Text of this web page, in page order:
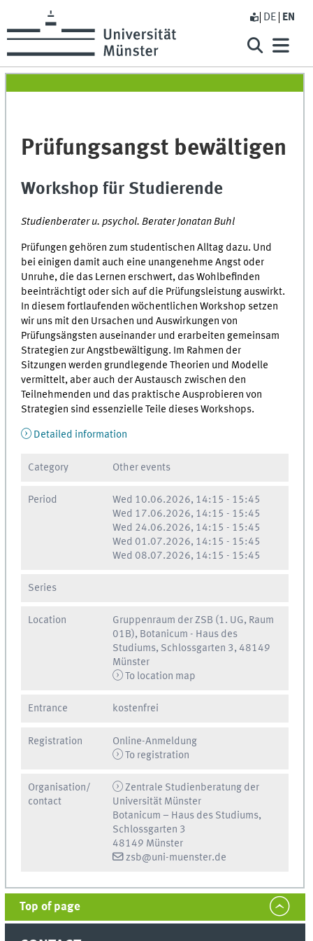
DE EN
Prüfungsangst bewältigen
Workshop für Studierende
Studienberater u. psychol. Berater Jonatan Buhl
Prüfungen gehören zum studentischen Alltag dazu. Und
bei einigen damit auch eine unangenehme Angst oder
Unruhe, die das Lernen erschwert, das Wohlbefinden
beeinträchtigt oder sich auf die Prüfungsleistung auswirkt.
In diesem fortlaufenden wöchentlichen Workshop setzen
wir uns mit den Ursachen und Auswirkungen von
Prüfungsängsten auseinander und erarbeiten gemeinsam
Strategien zur Angstbewältigung. Im Rahmen der
Sitzungen werden grundlegende Theorien und Modelle
vermittelt, aber auch der Austausch zwischen den
Teilnehmenden und das praktische Ausprobieren von
Strategien sind essenzielle Teile dieses Workshops.
Detailed information
Category Other events
Period Wed 10.06.2026, 14:15 - 15:45
Wed 17.06.2026, 14:15 - 15:45
Wed 24.06.2026, 14:15 - 15:45
Wed 01.07.2026, 14:15 - 15:45
Wed 08.07.2026, 14:15 - 15:45
Series
Location
Gruppenraum der ZSB (1. UG, Raum
01B), Botanicum - Haus des
Studiums, Schlossgarten 3, 48149
Münster
To location map
Entrance kostenfrei
Registration
Online-Anmeldung
To registration
Organisation/
contact
Zentrale Studienberatung der
Universität Münster
Botanicum – Haus des Studiums,
Schlossgarten 3
48149 Münster
zsb@uni-muenster.de
Top of page